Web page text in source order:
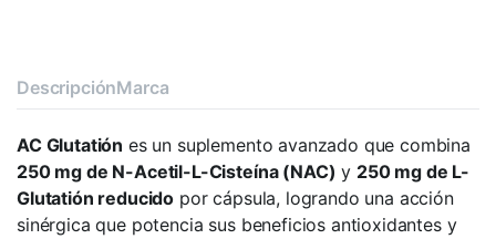
DescripciónMarca
AC Glutatión es un suplemento avanzado que combina
250 mg de N-Acetil-L-Cisteína (NAC) y 250 mg de L-
Glutatión reducido por cápsula, logrando una acción
sinérgica que potencia sus beneficios antioxidantes y